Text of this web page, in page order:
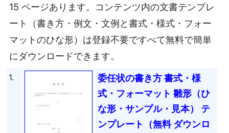
15 ページあります。コンテンツ内の文書テンプレ
ート（書き方・例文・文例と書式・様式・フォー
マットのひな形）は登録不要ですべて無料で簡単
にダウンロードできます。
1.
委任状の書き方 書式・様
式・フォーマット 雛形（ひ
な形・サンプル・見本） テ
ンプレート（無料 ダウンロ